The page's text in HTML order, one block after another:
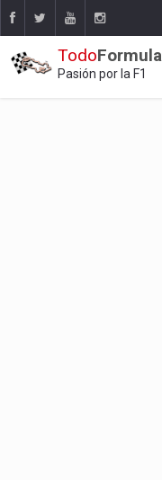
Todo
Pasión por la F1